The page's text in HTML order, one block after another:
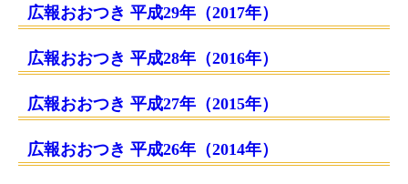
広報おおつき 平成29年（2017年）
広報おおつき 平成28年（2016年）
広報おおつき 平成27年（2015年）
広報おおつき 平成26年（2014年）